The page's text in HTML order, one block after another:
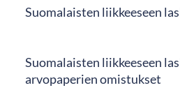
Suomalaisten liikkeeseen
Suomalaisten liikkeeseen
arvopaperien omistukset